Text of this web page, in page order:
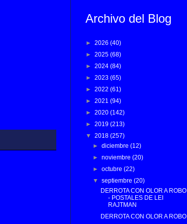
Archivo del Blog
► 2026 (40)
► 2025 (68)
► 2024 (84)
► 2023 (65)
► 2022 (61)
► 2021 (94)
► 2020 (142)
► 2019 (213)
▼ 2018 (257)
►diciembre(12)
►noviembre(20)
►octubre(22)
▼septiembre(20)
DERROTA CON OLOR A ROBO
- POSTALES DE LEI
RAJTMAN
DERROTA CON OLOR A ROBO